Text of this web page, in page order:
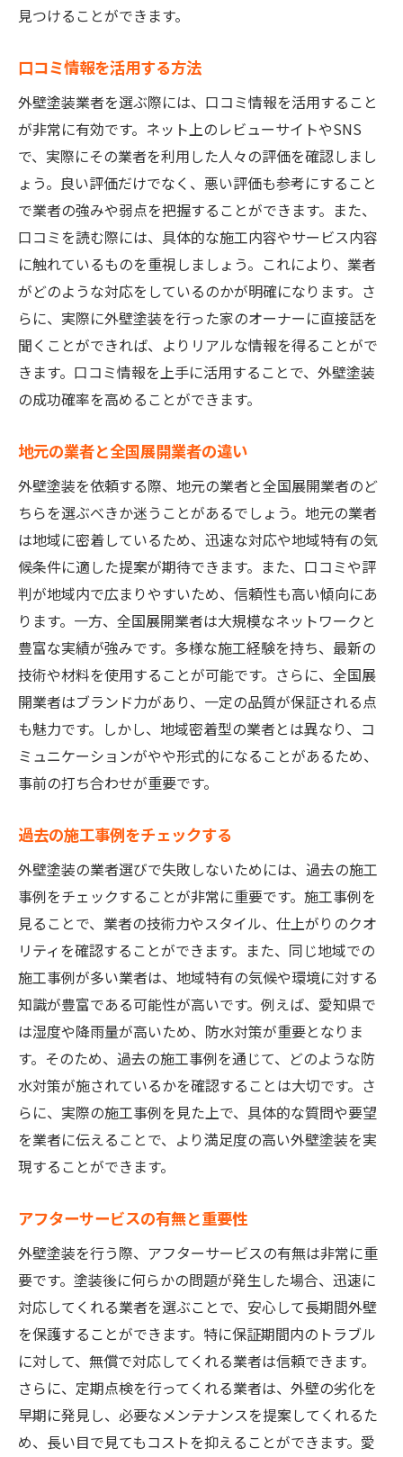
見つけることができます。
口コミ情報を活用する方法
外壁塗装業者を選ぶ際には、口コミ情報を活用すること
が非常に有効です。ネット上のレビューサイトやSNS
で、実際にその業者を利用した人々の評価を確認しまし
ょう。良い評価だけでなく、悪い評価も参考にすること
で業者の強みや弱点を把握することができます。また、
口コミを読む際には、具体的な施工内容やサービス内容
に触れているものを重視しましょう。これにより、業者
がどのような対応をしているのかが明確になります。さ
らに、実際に外壁塗装を行った家のオーナーに直接話を
聞くことができれば、よりリアルな情報を得ることがで
きます。口コミ情報を上手に活用することで、外壁塗装
の成功確率を高めることができます。
地元の業者と全国展開業者の違い
外壁塗装を依頼する際、地元の業者と全国展開業者のど
ちらを選ぶべきか迷うことがあるでしょう。地元の業者
は地域に密着しているため、迅速な対応や地域特有の気
候条件に適した提案が期待できます。また、口コミや評
判が地域内で広まりやすいため、信頼性も高い傾向にあ
ります。一方、全国展開業者は大規模なネットワークと
豊富な実績が強みです。多様な施工経験を持ち、最新の
技術や材料を使用することが可能です。さらに、全国展
開業者はブランド力があり、一定の品質が保証される点
も魅力です。しかし、地域密着型の業者とは異なり、コ
ミュニケーションがやや形式的になることがあるため、
事前の打ち合わせが重要です。
過去の施工事例をチェックする
外壁塗装の業者選びで失敗しないためには、過去の施工
事例をチェックすることが非常に重要です。施工事例を
見ることで、業者の技術力やスタイル、仕上がりのクオ
リティを確認することができます。また、同じ地域での
施工事例が多い業者は、地域特有の気候や環境に対する
知識が豊富である可能性が高いです。例えば、愛知県で
は湿度や降雨量が高いため、防水対策が重要となりま
す。そのため、過去の施工事例を通じて、どのような防
水対策が施されているかを確認することは大切です。さ
らに、実際の施工事例を見た上で、具体的な質問や要望
を業者に伝えることで、より満足度の高い外壁塗装を実
現することができます。
アフターサービスの有無と重要性
外壁塗装を行う際、アフターサービスの有無は非常に重
要です。塗装後に何らかの問題が発生した場合、迅速に
対応してくれる業者を選ぶことで、安心して長期間外壁
を保護することができます。特に保証期間内のトラブル
に対して、無償で対応してくれる業者は信頼できます。
さらに、定期点検を行ってくれる業者は、外壁の劣化を
早期に発見し、必要なメンテナンスを提案してくれるた
め、長い目で見てもコストを抑えることができます。愛